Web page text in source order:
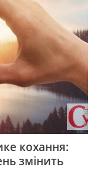
кохання:
змінить